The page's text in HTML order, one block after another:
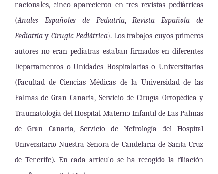
nacionales, cinco aparecieron en tres revistas pediátricas
(Anales Españoles de Pediatría, Revista Española de
Pediatríay Cirugía Pediátrica). Los trabajos cuyos primeros
autores no eran pediatras estaban firmados en diferentes
Departamentos o Unidades Hospitalarias o Universitarias
(Facultad de Ciencias Médicas de la Universidad de las
Palmas de Gran Canaria, Servicio de Cirugía Ortopédica y
Traumatología del Hospital Materno Infantil de Las Palmas
de Gran Canaria, Servicio de Nefrología del Hospital
Universitario Nuestra Señora de Candelaria de Santa Cruz
de Tenerife). En cada artículo se ha recogido la filiación